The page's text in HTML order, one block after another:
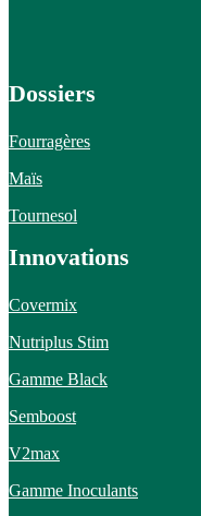
Dossiers
Fourragères
Maïs
Tournesol
Innovations
Covermix
Nutriplus Stim
Gamme Black
Semboost
V2max
Gamme Inoculants